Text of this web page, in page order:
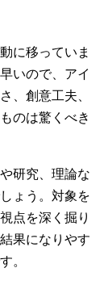
に移っていま
いので、アイ
、創意工夫、
のは驚くべき
研究、理論な
ょう。対象を
点を深く掘り
果になりやす
。